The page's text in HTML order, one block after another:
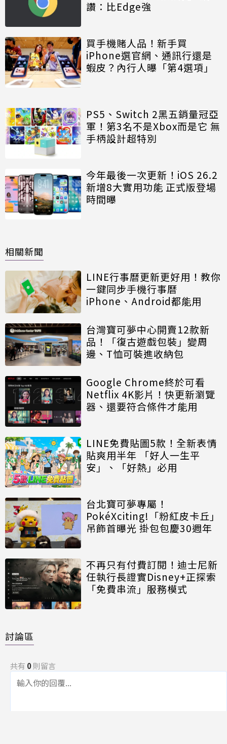
讚：比Edge強
買手機賭人品！新手買
iPhone選官網、通訊行還是
蝦皮？內行人曝「第4選項」
PS5、Switch 2黑五銷量冠亞
軍！第3名不是Xbox而是它 無
手柄設計超特別
今年最後一次更新！iOS 26.2
新增8大實用功能 正式版登場
時間曝
相關新聞
LINE行事曆更新更好用！教你
一鍵同步手機行事曆
iPhone、Android都能用
台灣寶可夢中心開賣12款新
品！「復古遊戲包裝」變周
邊、T恤可裝進收納包
Google Chrome終於可看
Netflix 4K影片！快更新瀏覽
器、還要符合條件才能用
LINE免費貼圖5款！全新表情
貼爽用半年 「好人一生平
安」、「好熱」必用
台北寶可夢專屬！
PokéXciting!「粉紅皮卡丘」
吊飾首曝光 掛包包慶30週年
不再只有付費訂閱！迪士尼新
任執行長證實Disney+正探索
「免費串流」服務模式
討論區
共有 0則留言